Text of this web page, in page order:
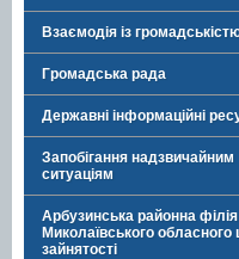
Взаємодія із
Громадська рада
Державні інформаційні
Запобігання надзвичайним
ситуаціям
Арбузинська районна філія
Миколаївського обласного
зайнятості